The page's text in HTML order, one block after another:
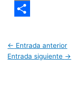
Email
← Entrada anterior
Entrada siguiente →